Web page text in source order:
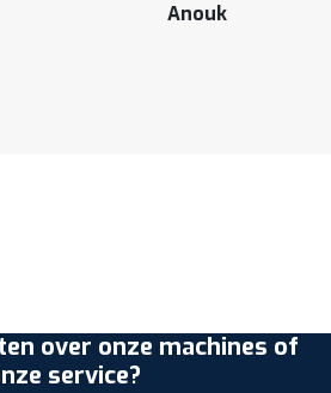
Anouk
over onze machines of
service?